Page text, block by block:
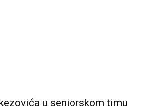
u seniorskom timu